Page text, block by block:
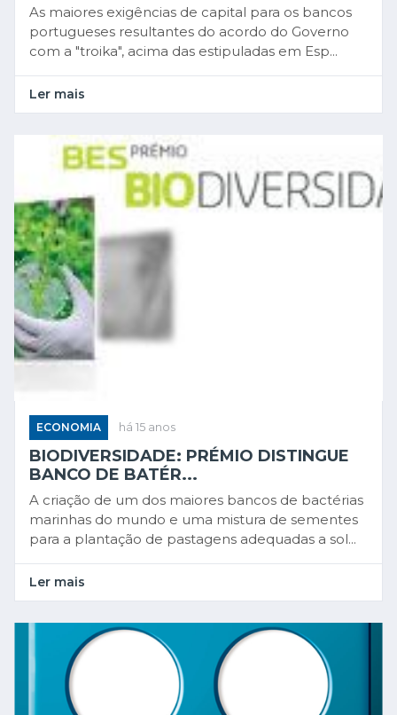
As maiores exigências de capital para os bancos
portugueses resultantes do acordo do Governo
com a "troika", acima das estipuladas em Esp...
Ler mais
ECONOMIA há 15 anos
BIODIVERSIDADE: PRÉMIO DISTINGUE
BANCO DE BATÉR...
A criação de um dos maiores bancos de bactérias
marinhas do mundo e uma mistura de sementes
para a plantação de pastagens adequadas a sol...
Ler mais